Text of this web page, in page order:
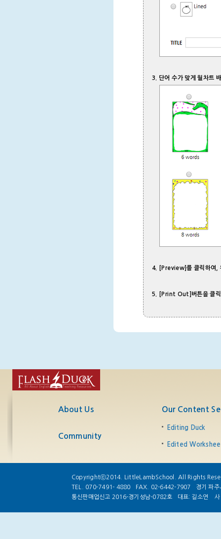
3. 단어 수가 맞게월차트
4. [Preview]를 클릭하여,
5. [Print Out]버튼을 클
About Us
Community
Our Content
Editing Duck
Edited
Copyrightⓒ2014. LittleLambSchool. All Rights
TEL. 070-7491- 4880
FAX. 02-6442-7907
경기 파
통신판매업신고 2016-경기성남-0782호
대표: 길소연